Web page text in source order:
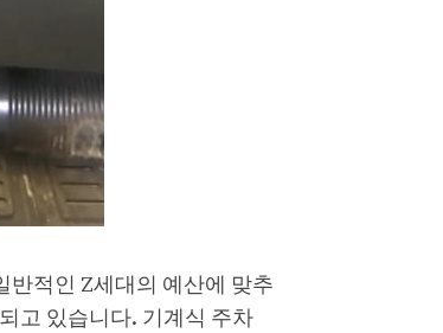
반적인 Z세대의 예산에 맞추
고 있습니다. 기계식 주차